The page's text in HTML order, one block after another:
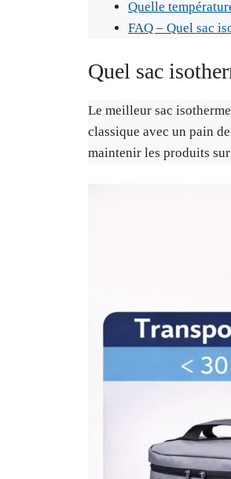
Quelle
FAQ – Quel sac
Quel sac
Le meilleur sac
classique avec un pain
maintenir les produits